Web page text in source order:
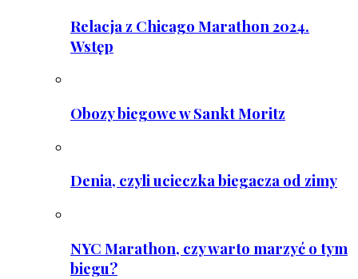
Relacja z Chicago Marathon 2024.
Wstęp
Obozy biegowe w Sankt Moritz
Denia, czyli ucieczka biegacza od zimy
NYC Marathon, czy warto marzyć o tym
biegu?